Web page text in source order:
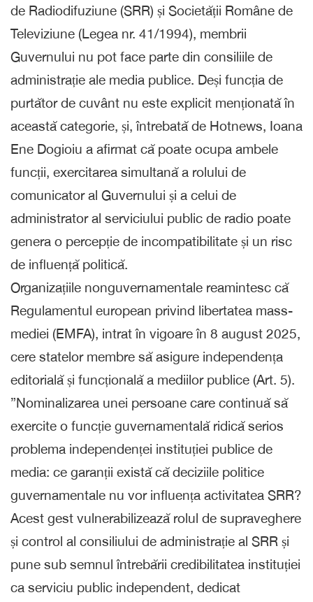
de Radiodifuziune (SRR) și Societății Române de
Televiziune (Legea nr. 41/1994), membrii
Guvernului nu pot face parte din consiliile de
administrație ale media publice. Deși funcția de
purtător de cuvânt nu este explicit menționată în
această categorie, și, întrebată de Hotnews, Ioana
Ene Dogioiu a afirmat că poate ocupa ambele
funcții, exercitarea simultană a rolului de
comunicator al Guvernului și a celui de
administrator al serviciului public de radio poate
genera o percepție de incompatibilitate și un risc
de influență politică.
Organizațiile nonguvernamentale reamintesc că
Regulamentul european privind libertatea mass-
mediei (EMFA), intrat în vigoare în 8 august 2025,
cere statelor membre să asigure independența
editorială și funcțională a mediilor publice (Art. 5).
”Nominalizarea unei persoane care continuă să
exercite o funcție guvernamentală ridică serios
problema independenței instituției publice de
media: ce garanții există că deciziile politice
guvernamentale nu vor influența activitatea SRR?
Acest gest vulnerabilizează rolul de supraveghere
și control al consiliului de administrație al SRR și
pune sub semnul întrebării credibilitatea instituției
ca serviciu public independent, dedicat